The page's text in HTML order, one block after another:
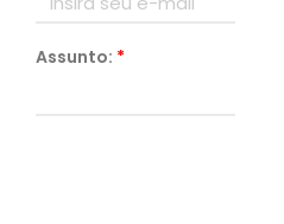
Assunto: *